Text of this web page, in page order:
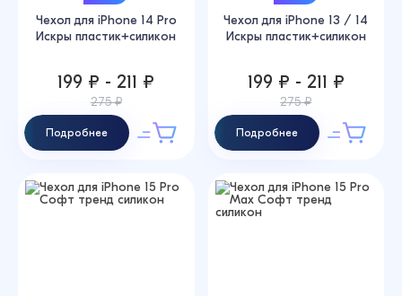
Чехол для iPhone 14 Pro
Искры пластик+силикон
199 ₽ - 211 ₽
275 ₽
Подробнее
Чехол для iPhone 13 / 14
Искры пластик+силикон
199 ₽ - 211 ₽
275 ₽
Подробнее